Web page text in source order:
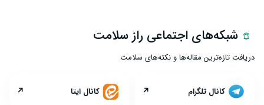
شبکه‌های اجتماعی راز سلامت
دریافت تازه‌ترین مقاله‌ها و نکته‌های سلامت
کانال تلگرام ↗ کانال ایتا ↗